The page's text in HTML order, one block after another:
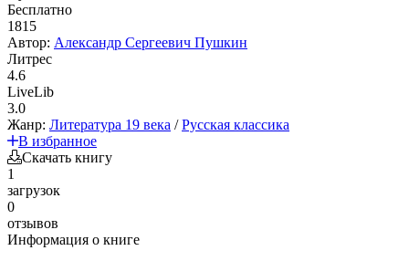
Бесплатно
1815
Автор: Александр Сергеевич Пушкин
Литрес
4.6
LiveLib
3.0
Жанр: Литература 19 века /Русская классика
В избранное
Скачать книгу
1
загрузок
0
отзывов
Информация о книге